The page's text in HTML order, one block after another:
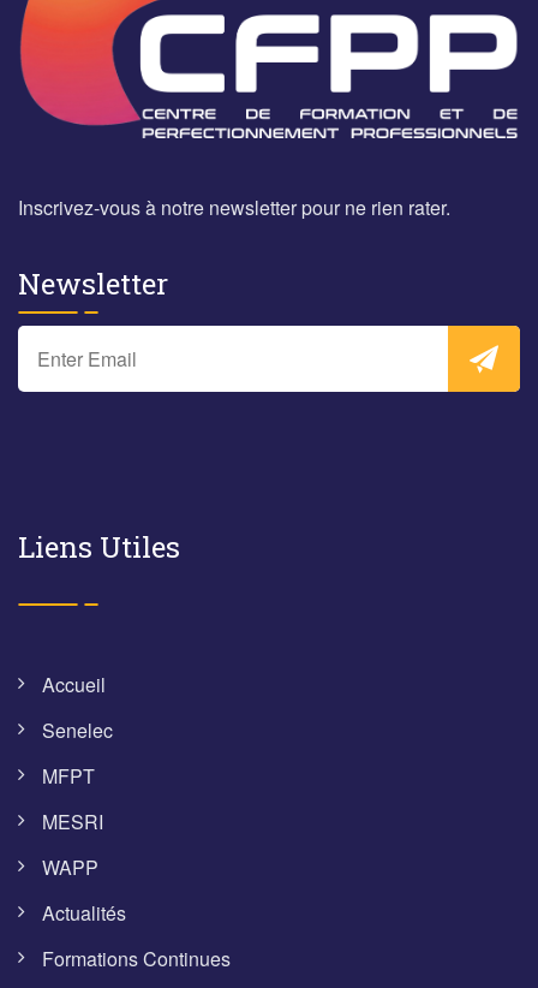
Inscrivez-vous à notre newsletter pour ne rien rater.
Newsletter
Liens Utiles
Accueil
Senelec
MFPT
MESRI
WAPP
Actualités
Formations Continues